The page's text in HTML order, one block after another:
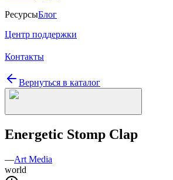
РесурсыБлог
Центр поддержки
Контакты
Вернуться в каталог
Energetic Stomp Clap
—Art Media
world